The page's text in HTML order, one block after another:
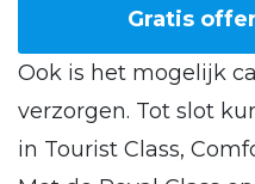
Gratis
Ook is het mogelijk
verzorgen. Tot slot
in Tourist Class,